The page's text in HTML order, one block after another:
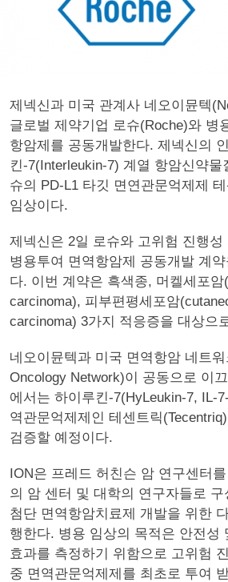
제넥신과 미국 관계사 네오이뮨텍
글로벌 제약기업 로슈(Roche)와 병
항암제를 공동개발한다. 제넥신의
킨-7(Interleukin-7) 계열 항암신약물
슈의 PD-L1 타깃 면연관문억제제
임상이다.
제넥신은 2일 로슈와 고위험 진행성
병용투여 면역항암제 공동개발 계
다. 이번 계약은 흑색종, 머켈세포암
carcinoma), 피부편평세포암
carcinoma) 3가지 적응증을 대상으
네오이뮨텍과 미국 면역항암 네트
Oncology Network)이 공동으로 이
에서는 하이루킨-7(HyLeukin-7, IL-
역관문억제제인 테센트릭
검증할 예정이다.
ION은 프레드 허친슨 암 연구센터
의 암 센터 및 대학의 연구자들로 구
첨단 면역항암치료제 개발을 위한
행한다. 병용 임상의 목적은 안전성
효과를 측정하기 위함으로 고위험
중 면역관문억제제를 최초로 투여